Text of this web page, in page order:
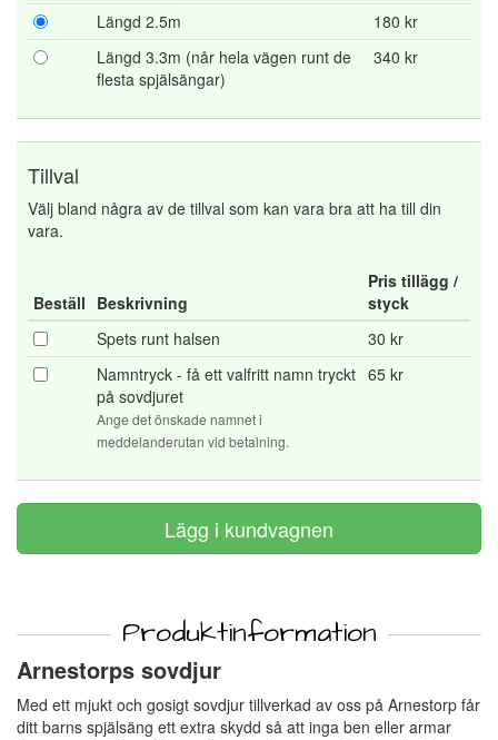
Längd 2.5m
180 kr
Längd 3.3m (når hela vägen runt de
flesta spjälsängar)
340 kr
Tillval
Välj bland några av de tillval som kan vara bra att ha till din
vara.
Beställ Beskrivning
Pris tillägg /
styck
Spets runt halsen
30 kr
Namntryck - få ett valfritt namn tryckt
på sovdjuret
Ange det önskade namnet i
meddelanderutan vid betalning.
65 kr
Produktinformation
Arnestorps sovdjur
Med ett mjukt och gosigt sovdjur tillverkad av oss på Arnestorp får
ditt barns spjälsäng ett extra skydd så att inga ben eller armar